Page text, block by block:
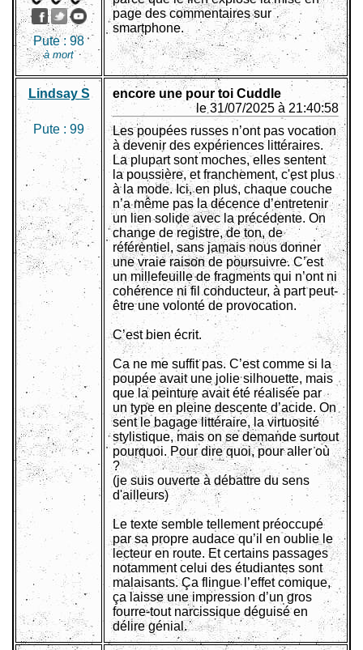
Pute : 98
à mort
page des commentaires sur
smartphone.
Lindsay S
Pute : 99
encore une pour toi Cuddle
le 31/07/2025 à 21:40:58
Les poupées russes n’ont pas vocation
à devenir des expériences littéraires.
La plupart sont moches, elles sentent
la poussière, et franchement, c'est plus
à la mode. Ici, en plus, chaque couche
n’a même pas la décence d’entretenir
un lien solide avec la précédente. On
change de registre, de ton, de
référentiel, sans jamais nous donner
une vraie raison de poursuivre. C’est
un millefeuille de fragments qui n’ont ni
cohérence ni fil conducteur, à part peut-
être une volonté de provocation.
C’est bien écrit.
Ca ne me suffit pas. C’est comme si la
poupée avait une jolie silhouette, mais
que la peinture avait été réalisée par
un type en pleine descente d’acide. On
sent le bagage littéraire, la virtuosité
stylistique, mais on se demande surtout
pourquoi. Pour dire quoi, pour aller où
?
(je suis ouverte à débattre du sens
d'ailleurs)
Le texte semble tellement préoccupé
par sa propre audace qu’il en oublie le
lecteur en route. Et certains passages
notamment celui des étudiantes sont
malaisants. Ça flingue l’effet comique,
ça laisse une impression d’un gros
fourre-tout narcissique déguisé en
délire génial.